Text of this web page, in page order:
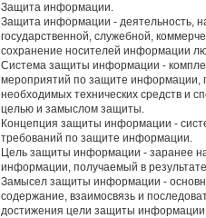
Защита информации.
Защита информации - деятельность,
государственной, служебной,
сохранение носителей информации
Система защиты информации -
мероприятий по защите информации,
необходимых технических средств и
целью и замыслом защиты.
Концепция защиты информации -
требований по защите информации.
Цель защиты информации - заранее
информации, получаемый в
Замысел защиты информации -
содержание, взаимосвязь и
достижения цели защиты